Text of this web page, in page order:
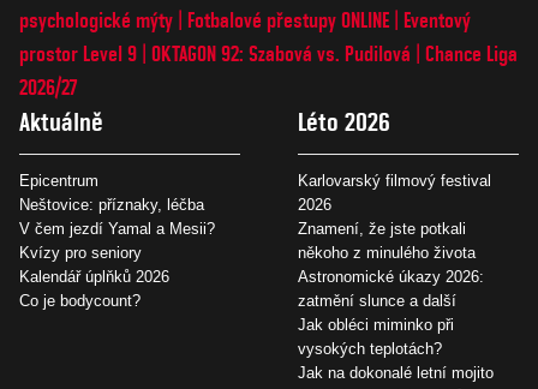
psychologické mýty
Fotbalové přestupy ONLINE
Eventový
prostor Level 9 OKTAGON 92: Szabová vs. Pudilová
Chance Liga
2026/27
Aktuálně
Epicentrum
Neštovice: příznaky, léčba
V čem jezdí Yamal a Mesii?
Kvízy pro seniory
Kalendář úplňků 2026
Co je bodycount?
Léto 2026
Karlovarský filmový festival
2026
Znamení, že jste potkali
někoho z minulého života
Astronomické úkazy 2026:
zatmění slunce a další
Jak obléci miminko při
vysokých teplotách?
Jak na dokonalé letní mojito